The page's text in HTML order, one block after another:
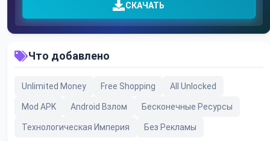
СКАЧАТЬ
Что добавлено
Unlimited Money Free Shopping All Unlocked
Mod APK Android Взлом Бесконечные Ресурсы
Технологическая Империя Без Рекламы